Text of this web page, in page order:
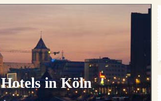
Hotels in Köln